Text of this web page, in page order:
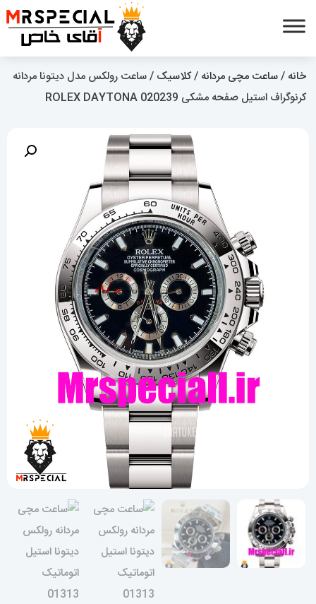
خانه /ساعت مچی مردانه /کلاسیک / ساعت رولکس مدل دیتونا مردانه
کرنوگراف استیل صفحه مشکی 020239 ROLEX DAYTONA